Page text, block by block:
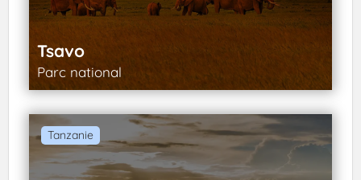
Tsavo
Parc national
Tanzanie